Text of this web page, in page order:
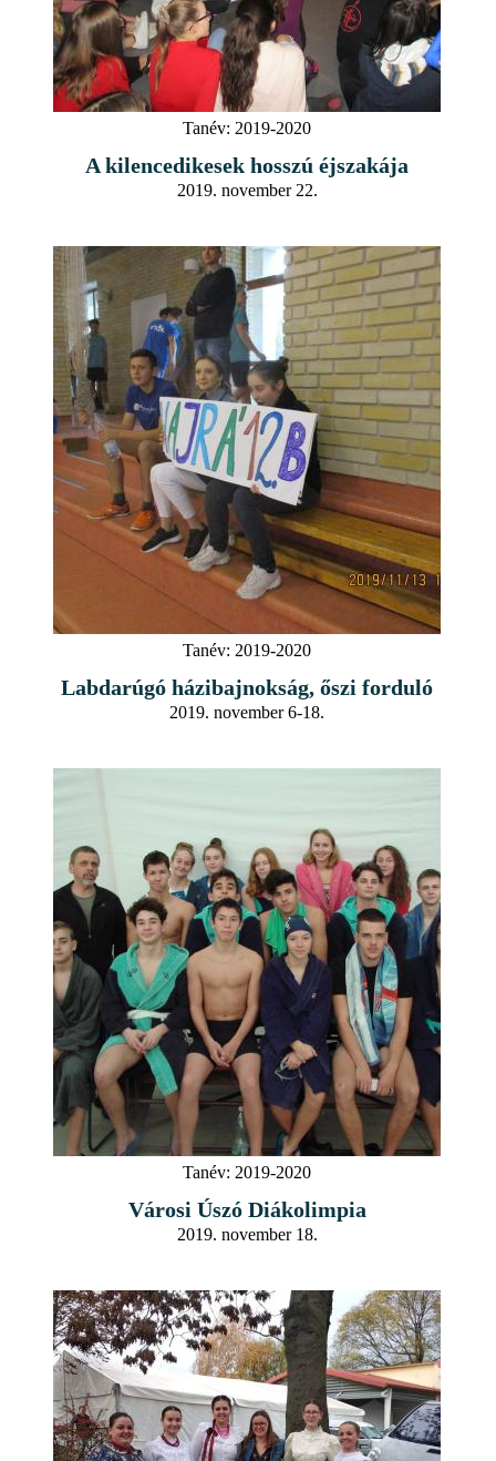
Tanév: 2019-2020
A kilencedikesek hosszú éjszakája
2019. november 22.
Tanév: 2019-2020
Labdarúgó házibajnokság, őszi forduló
2019. november 6-18.
Tanév: 2019-2020
Városi Úszó Diákolimpia
2019. november 18.